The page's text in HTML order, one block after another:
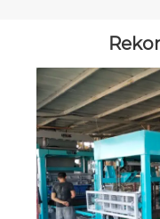
Yang Perlu
Mesin Blok
Konstruksi
Lihat Lebih